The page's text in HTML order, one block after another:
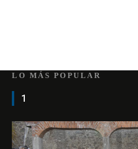
LO MÁS POPULAR
1